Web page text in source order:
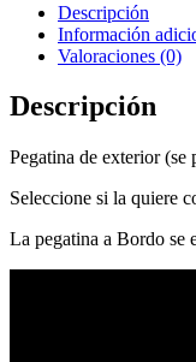
Descripción
Información
Valoraciones (0)
Descripción
Pegatina de exterior (se
Seleccione si la quiere
La pegatina a Bordo se